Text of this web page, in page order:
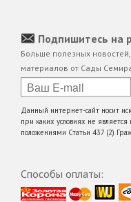
Подпишитесь на
Больше полезных новостей,
материалов от Сады
Данный интернет-сайт носит
при каких условиях не
положениями Статьи 437 (2)
Способы оплаты: